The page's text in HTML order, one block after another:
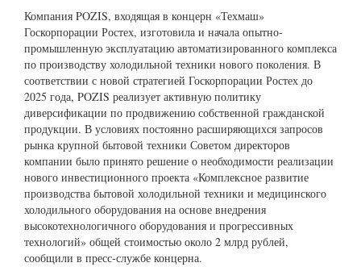
Компания POZIS, входящая в концерн «Техмаш»
Госкорпорации Ростех, изготовила и начала опытно-
промышленную эксплуатацию автоматизированного комплекса
по производству холодильной техники нового поколения. В
соответствии с новой стратегией Госкорпорации Ростех до
2025 года, POZIS реализует активную политику
диверсификации по продвижению собственной гражданской
продукции. В условиях постоянно расширяющихся запросов
рынка крупной бытовой техники Советом директоров
компании было принято решение о необходимости реализации
нового инвестиционного проекта «Комплексное развитие
производства бытовой холодильной техники и медицинского
холодильного оборудования на основе внедрения
высокотехнологичного оборудования и прогрессивных
технологий» общей стоимостью около 2 млрд рублей,
сообщили в пресс-службе концерна.